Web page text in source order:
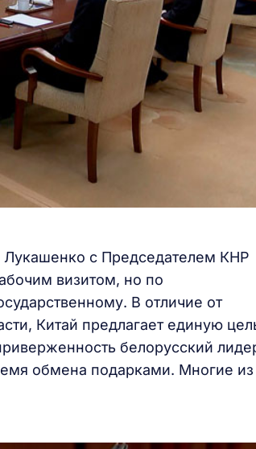
Лукашенко с Председателем КНР
визитом, но по
В отличие от
Китай предлагает единую
белорусский
обмена подарками. Многие из